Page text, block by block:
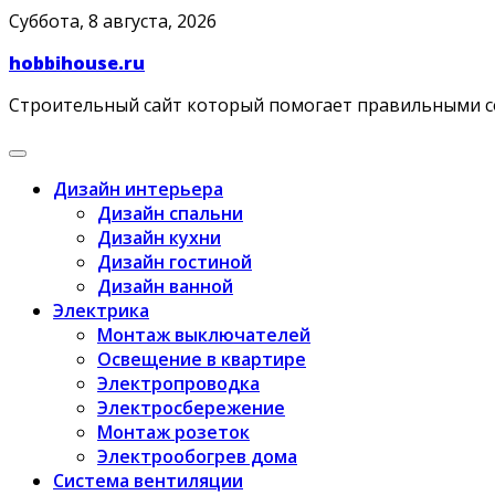
Skip
content
Суббота, 8 августа, 2026
hobbihouse.ru
Строительный сайт который помогает правильными
Дизайн интерьера
Дизайн спальни
Дизайн кухни
Дизайн гостиной
Дизайн ванной
Электрика
Монтаж выключателей
Освещение в квартире
Электропроводка
Электросбережение
Монтаж розеток
Электрообогрев дома
Система вентиляции